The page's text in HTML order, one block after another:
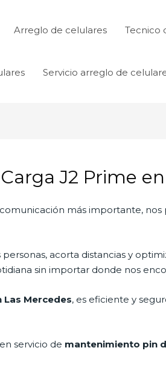
Arreglo de celulares Tecnico
Servicio arreglo de
J2 Prime
más importante,
acorta distancias y
sin importar donde nos
Mercedes, es eficiente y
servicio de mantenimiento pin